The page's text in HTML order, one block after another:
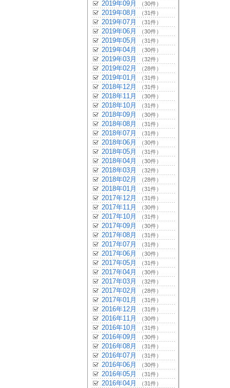
2019年09月 （30件）
2019年08月 （31件）
2019年07月 （31件）
2019年06月 （30件）
2019年05月 （31件）
2019年04月 （30件）
2019年03月 （32件）
2019年02月 （28件）
2019年01月 （31件）
2018年12月 （31件）
2018年11月 （30件）
2018年10月 （31件）
2018年09月 （30件）
2018年08月 （31件）
2018年07月 （31件）
2018年06月 （30件）
2018年05月 （31件）
2018年04月 （30件）
2018年03月 （32件）
2018年02月 （28件）
2018年01月 （31件）
2017年12月 （31件）
2017年11月 （30件）
2017年10月 （31件）
2017年09月 （30件）
2017年08月 （31件）
2017年07月 （31件）
2017年06月 （30件）
2017年05月 （31件）
2017年04月 （30件）
2017年03月 （32件）
2017年02月 （28件）
2017年01月 （31件）
2016年12月 （31件）
2016年11月 （30件）
2016年10月 （31件）
2016年09月 （30件）
2016年08月 （31件）
2016年07月 （31件）
2016年06月 （30件）
2016年05月 （31件）
2016年04月 （31件）